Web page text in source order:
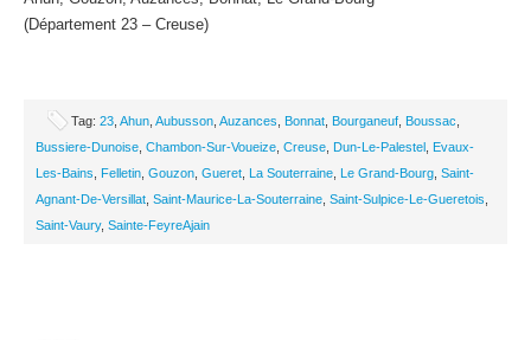
(Département 23 – Creuse)
Tag: 23 Ahun Aubusson Auzances Bonnat Bourganeuf Boussac
Bussiere-Dunoise Chambon-Sur-Voueize Creuse Dun-Le-Palestel Evaux-
Les-Bains
Felletin Gouzon Gueret La Souterraine Le Grand-Bourg Saint-
Agnant-De-Versillat Saint-Maurice-La-Souterraine Saint-Sulpice-Le-Gueretois
Saint-Vaury, Sainte-FeyreAjain